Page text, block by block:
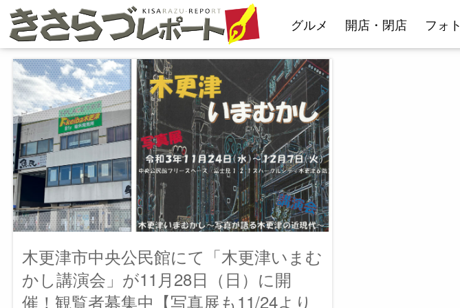
テ
グルメ 開店・閉店 フォト
木更津市中央公民館にて「木更津いまむ
かし講演会」が11月28日（日）に開
催！観覧者募集中【写真展も11/24より